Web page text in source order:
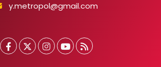
y.metropol@gmail.com